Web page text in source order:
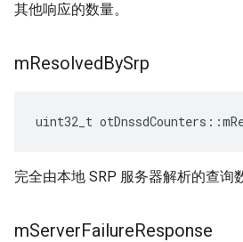
其他响应的数量。
mResolvedBySrp
uint32_t otDnssdCounters ::
完全由本地 SRP 服务器解析的查询
mServerFailureResponse